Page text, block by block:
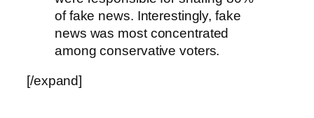
of fake news. Interestingly, fake
news was most concentrated
among conservative voters.
[/expand]